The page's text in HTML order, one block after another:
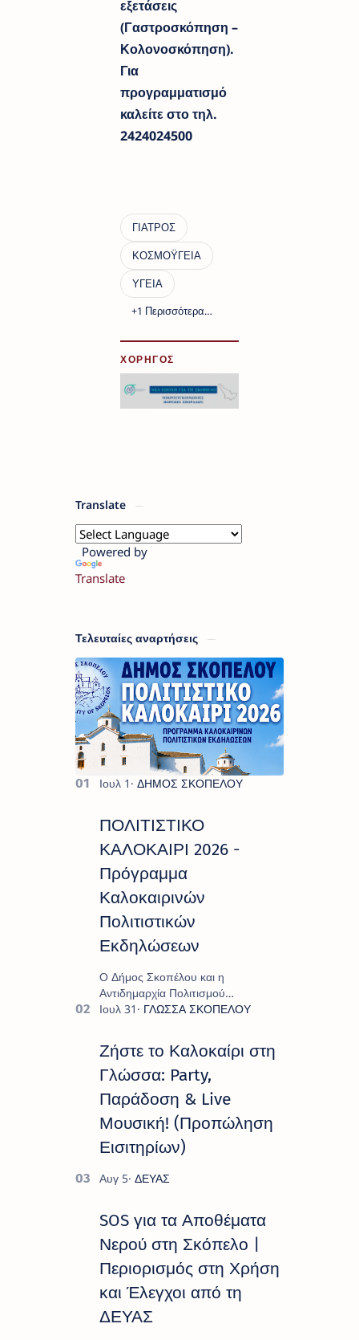
εξετάσεις
(Γαστροσκόπηση –
Κολονοσκόπηση).
Για
προγραμματισμό
καλείτε στο τηλ.
2424024500
ΧΟΡΗΓΟΣ
Translate
Powered by
Translate
Τελευταίες αναρτήσεις
ΠΟΛΙΤΙΣΤΙΚΟ
ΚΑΛΟΚΑΙΡΙ 2026 -
Πρόγραμμα
Καλοκαιρινών
Πολιτιστικών
Εκδηλώσεων
Ο Δήμος Σκοπέλου και η
Αντιδημαρχία Πολιτισμού
παρουσιάζουν το πρόγραμμα «
πρόγραμμα εκδ…
Ζήστε το Καλοκαίρι στη
Γλώσσα: Party,
Παράδοση & Live
Μουσική! (Προπώληση
Εισιτηρίων)
SOS για τα Αποθέματα
Νερού στη Σκόπελο |
Περιορισμός στη Χρήση
και Έλεγχοι από τη
ΔΕΥΑΣ